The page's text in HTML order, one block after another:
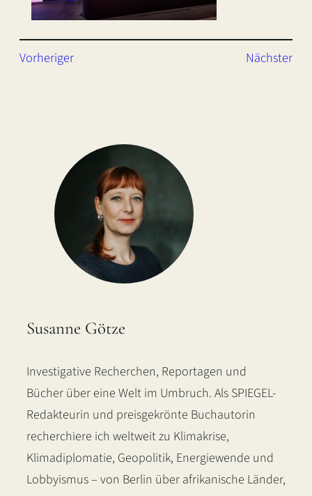
Vorheriger Nächster
Susanne Götze
Investigative Recherchen, Reportagen und
Bücher über eine Welt im Umbruch. Als SPIEGEL-
Redakteurin und preisgekrönte Buchautorin
recherchiere ich weltweit zu Klimakrise,
Klimadiplomatie, Geopolitik, Energiewende und
Lobbyismus – von Berlin über afrikanische Länder,